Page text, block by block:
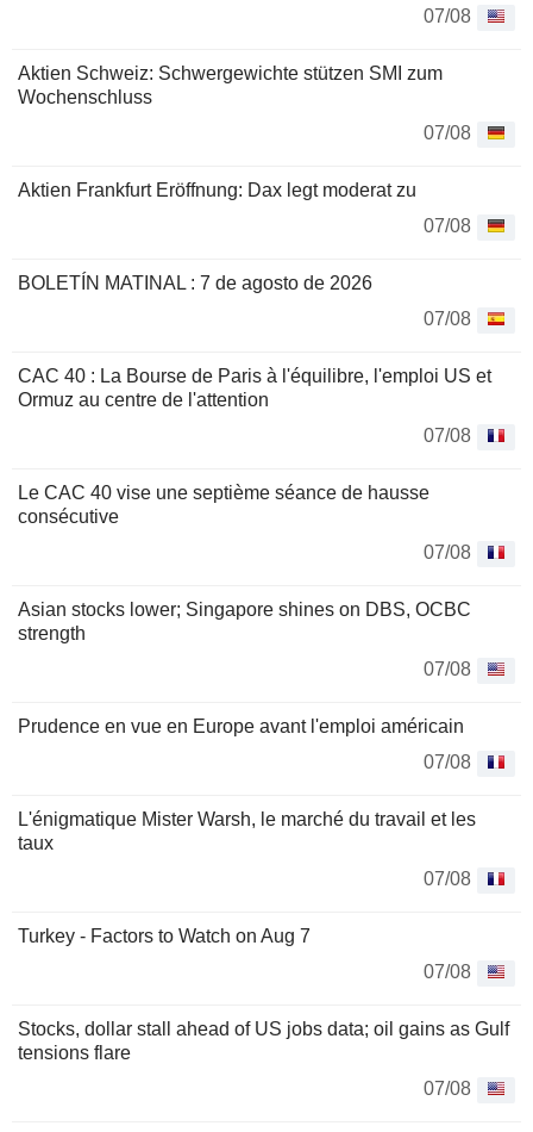
07/08
Aktien Schweiz: Schwergewichte stützen SMI zum
Wochenschluss
07/08
Aktien Frankfurt Eröffnung: Dax legt moderat zu
07/08
BOLETÍN MATINAL : 7 de agosto de 2026
07/08
CAC 40 : La Bourse de Paris à l'équilibre, l'emploi US et
Ormuz au centre de l'attention
07/08
Le CAC 40 vise une septième séance de hausse
consécutive
07/08
Asian stocks lower; Singapore shines on DBS, OCBC
strength
07/08
Prudence en vue en Europe avant l'emploi américain
07/08
L'énigmatique Mister Warsh, le marché du travail et les
taux
07/08
Turkey - Factors to Watch on Aug 7
07/08
Stocks, dollar stall ahead of US jobs data; oil gains as Gulf
tensions flare
07/08